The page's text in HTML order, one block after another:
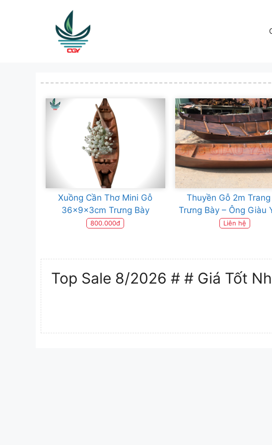
Xuồng Cần Thơ Mini Gỗ
36x9x3cm Trưng Bày
800.000đ
Thuyền Gỗ 2m
Trưng Bày – Ông Giàu
Liên hệ
Top Sale 8/2026 # # Giá Tốt